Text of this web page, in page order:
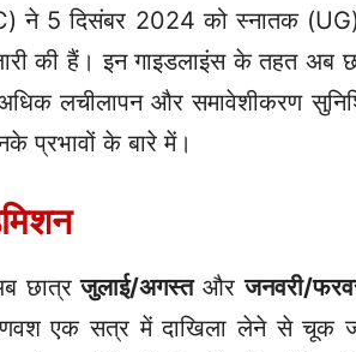
ने 5 दिसंबर 2024 को स्नातक
की हैं। इन गाइडलाइंस के तहत अब
अधिक लचीलापन और समावेशीकरण
प्रभावों के बारे में।
छात्रजुलाई/अगस्तऔरजनवरी/
एक सत्र में दाखिला लेने से चूक